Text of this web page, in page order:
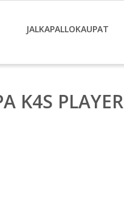
JALKAPALLOKAUPAT
K4S PLAYER